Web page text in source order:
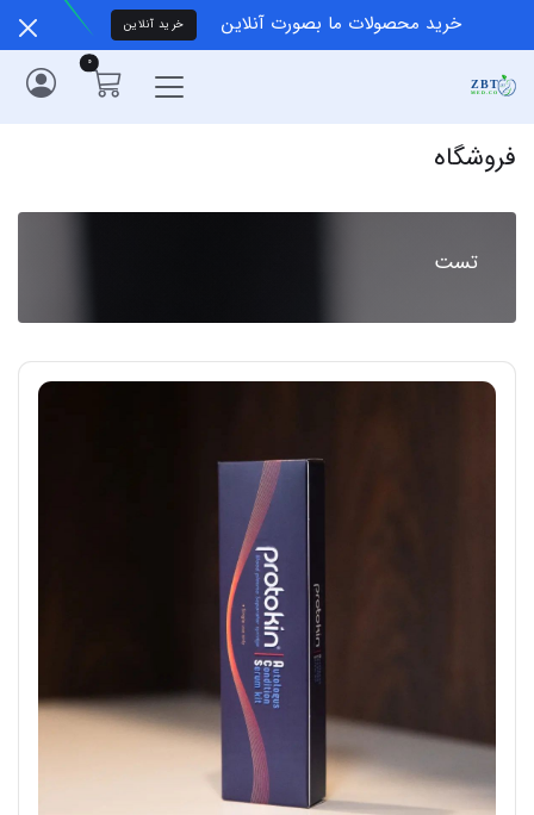
خرید محصولات ما بصورت آنلاین خرید آنلاین
0
فروشگاه
تست